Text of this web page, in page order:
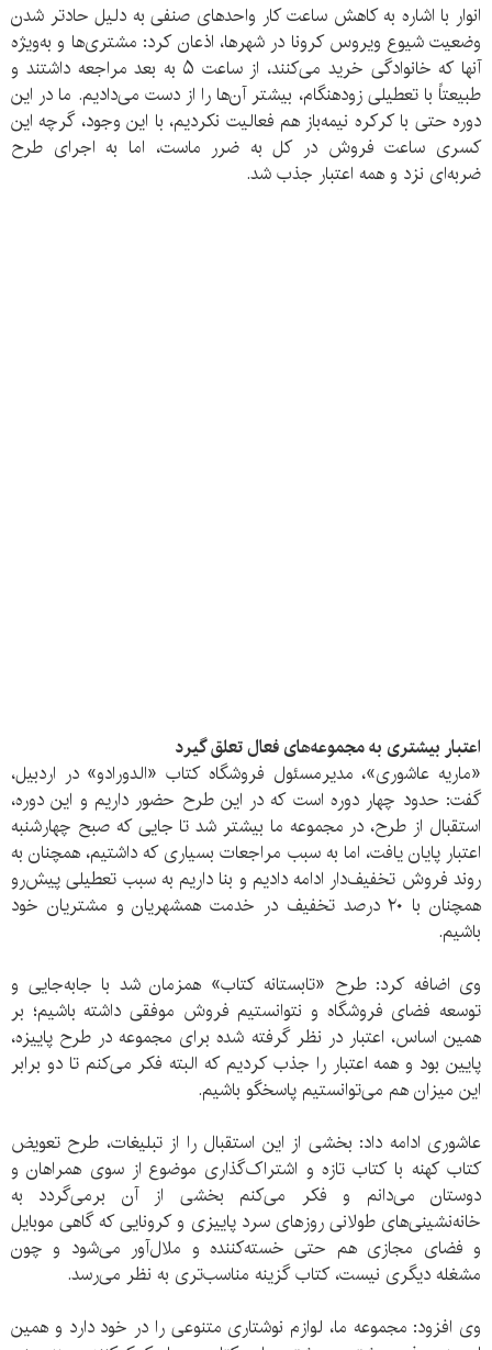
انوار با اشاره به کاهش ساعت کار واحدهای صنفی به دلیل حادتر شدن
وضعیت شیوع ویروس کرونا در شهرها، اذعان کرد: مشتری‌ها و به‌ویژه
آنها که خانوادگی خرید می‌کنند، از ساعت ۵ به بعد مراجعه داشتند و
طبیعتاً با تعطیلی زودهنگام، بیشتر آن‌ها را از دست می‌دادیم. ما در این
دوره حتی با کرکره نیمه‌باز هم فعالیت نکردیم، با این وجود، گرچه این
کسری ساعت فروش در کل به ضرر ماست، اما به اجرای طرح
ضربه‌ای نزد و همه اعتبار جذب شد.
اعتبار بیشتری به مجموعه‌های فعال تعلق گیرد
«ماریه عاشوری»، مدیرمسئول فروشگاه کتاب «الدورادو» در اردبیل،
گفت: حدود چهار دوره است که در این طرح حضور داریم و این دوره،
استقبال از طرح، در مجموعه ما بیشتر شد تا جایی که صبح چهارشنبه
اعتبار پایان یافت، اما به سبب مراجعات بسیاری که داشتیم، همچنان به
روند فروش تخفیف‌دار ادامه دادیم و بنا داریم به سبب تعطیلی پیش‌رو
همچنان با ۲۰ درصد تخفیف در خدمت همشهریان و مشتریان خود
باشیم.
وی اضافه کرد: طرح «تابستانه کتاب» همزمان شد با جابه‌جایی و
توسعه فضای فروشگاه و نتوانستیم فروش موفقی داشته باشیم؛ بر
همین اساس، اعتبار در نظر گرفته شده برای مجموعه در طرح پاییزه،
پایین بود و همه اعتبار را جذب کردیم که البته فکر می‌کنم تا دو برابر
این میزان هم می‌توانستیم پاسخگو باشیم.
عاشوری ادامه داد: بخشی از این استقبال را از تبلیغات، طرح تعویض
کتاب کهنه با کتاب تازه و اشتراک‌گذاری موضوع از سوی همراهان و
دوستان می‌دانم و فکر می‌کنم بخشی از آن برمی‌گردد به
خانه‌نشینی‌های طولانی روزهای سرد پاییزی و کرونایی که گاهی موبایل
و فضای مجازی هم حتی خسته‌کننده و ملال‌آور می‌شود و چون
مشغله دیگری نیست، کتاب گزینه مناسب‌تری به نظر می‌رسد.
وی افزود: مجموعه ما، لوازم نوشتاری متنوعی را در خود دارد و همین